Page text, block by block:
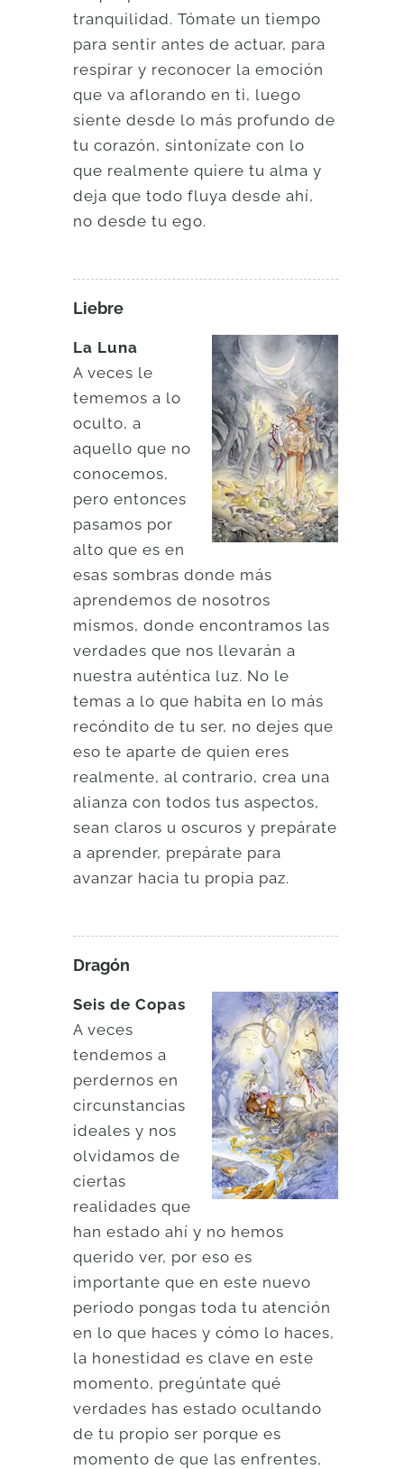
tranquilidad. Tómate un tiempo
para sentir antes de actuar, para
respirar y reconocer la emoción
que va aflorando en ti, luego
siente desde lo más profundo de
tu corazón, sintonízate con lo
que realmente quiere tu alma y
deja que todo fluya desde ahí,
no desde tu ego.
Liebre
La Luna
A veces le
tememos a lo
oculto, a
aquello que no
conocemos,
pero entonces
pasamos por
alto que es en
esas sombras donde más
aprendemos de nosotros
mismos, donde encontramos las
verdades que nos llevarán a
nuestra auténtica luz. No le
temas a lo que habita en lo más
recóndito de tu ser, no dejes que
eso te aparte de quien eres
realmente, al contrario, crea una
alianza con todos tus aspectos,
sean claros u oscuros y prepárate
a aprender, prepárate para
avanzar hacia tu propia paz.
Dragón
Seis de Copas
A veces
tendemos a
perdernos en
circunstancias
ideales y nos
olvidamos de
ciertas
realidades que
han estado ahí y no hemos
querido ver, por eso es
importante que en este nuevo
periodo pongas toda tu atención
en lo que haces y cómo lo haces,
la honestidad es clave en este
momento, pregúntate qué
verdades has estado ocultando
de tu propio ser porque es
momento de que las enfrentes,